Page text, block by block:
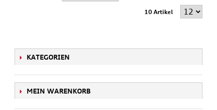
10 Artikel
KATEGORIEN
MEIN WARENKORB